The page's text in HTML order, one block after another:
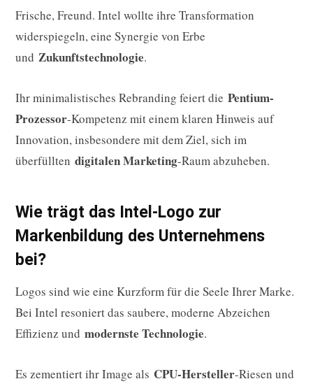
Frische, Freund. Intel wollte ihre Transformation
widerspiegeln, eine Synergie von Erbe
und Zukunftstechnologie.
Ihr minimalistisches Rebranding feiert die Pentium-
Prozessor-Kompetenz mit einem klaren Hinweis auf
Innovation, insbesondere mit dem Ziel, sich im
überfüllten digitalen Marketing-Raum abzuheben.
Wie trägt das Intel-Logo zur
Markenbildung des Unternehmens
bei?
Logos sind wie eine Kurzform für die Seele Ihrer Marke.
Bei Intel resoniert das saubere, moderne Abzeichen
Effizienz und modernste Technologie.
Es zementiert ihr Image als CPU-Hersteller-Riesen und